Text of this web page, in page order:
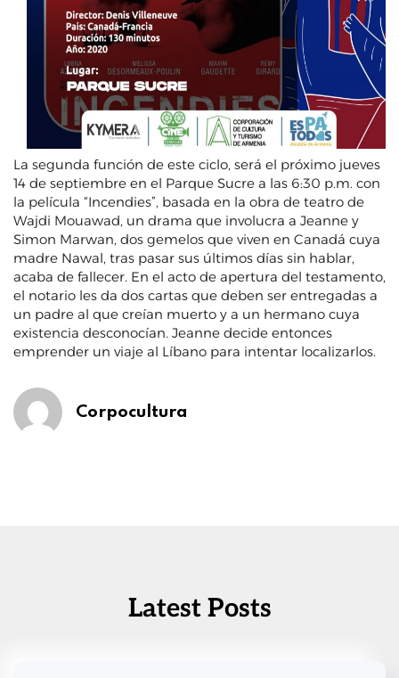
La segunda función de este ciclo, será el próximo jueves
14 de septiembre en el Parque Sucre a las 6:30 p.m. con
la película “Incendies”, basada en la obra de teatro de
Wajdi Mouawad, un drama que involucra a Jeanne y
Simon Marwan, dos gemelos que viven en Canadá cuya
madre Nawal, tras pasar sus últimos días sin hablar,
acaba de fallecer. En el acto de apertura del testamento,
el notario les da dos cartas que deben ser entregadas a
un padre al que creían muerto y a un hermano cuya
existencia desconocían. Jeanne decide entonces
emprender un viaje al Líbano para intentar localizarlos.
Corpocultura
Latest Posts